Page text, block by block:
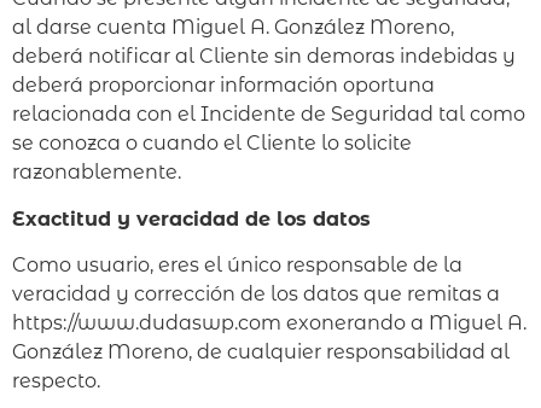
al darse cuenta Miguel A. González Moreno,
deberá notificar al Cliente sin demoras indebidas y
deberá proporcionar información oportuna
relacionada con el Incidente de Seguridad tal como
se conozca o cuando el Cliente lo solicite
razonablemente.
Exactitud y veracidad de los datos
Como usuario, eres el único responsable de la
veracidad y corrección de los datos que remitas a
https://www.dudaswp.com exonerando a Miguel A.
González Moreno, de cualquier responsabilidad al
respecto.